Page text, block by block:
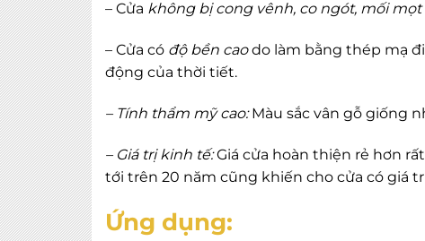
– Cửa không bị cong vênh, co ngót, mối mọt
– Cửa có độ bền caodo làm bằng thép mạ
động của thời tiết.
– Tính thẩm mỹ cao:Màu sắc vân gỗ giống
– Giá trị kinh tế:Giá cửa hoàn thiện rẻ hơn
tới trên 20 năm cũng khiến cho cửa có giá
Ứng dụng: